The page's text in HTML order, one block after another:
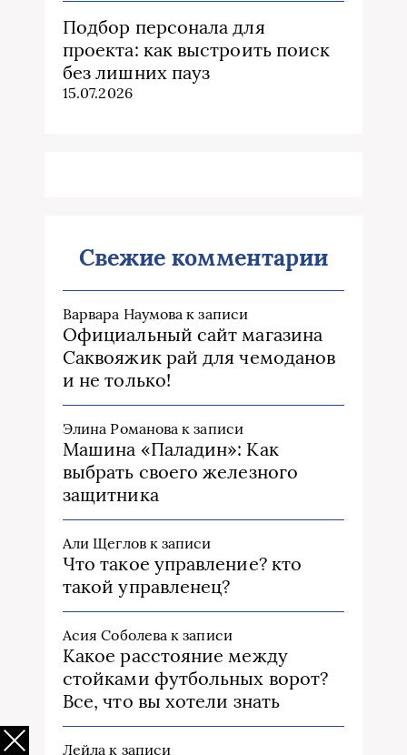
Подбор персонала для
проекта: как выстроить поиск
без лишних пауз
15.07.2026
Свежие комментарии
Варвара Наумова к записи
Официальный сайт магазина
Саквояжик рай для чемоданов
и не только!
Элина Романова к записи
Машина «Паладин»: Как
выбрать своего железного
защитника
Али Щегловк записи
Что такое управление? кто
такой управленец?
Асия Соболева к записи
Какое расстояние между
стойками футбольных ворот?
Все, что вы хотели знать
Лейла к записи